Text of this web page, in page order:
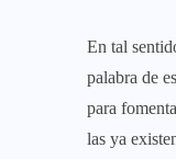
En tal
palabra de
para
las ya